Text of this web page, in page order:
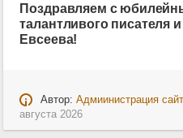
Поздравляем с
талантливого писателя
Евсеева!
Автор: Адмиинистрация
августа 2026